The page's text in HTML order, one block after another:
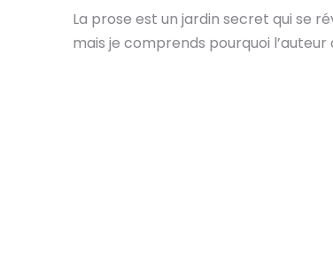
La prose est un jardin secret qui se
mais je comprends pourquoi